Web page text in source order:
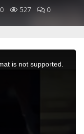
0 527 0
is not supported.